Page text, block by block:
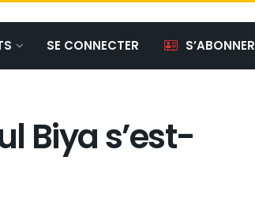
SE CONNECTER S’ABONNER
Biya s’est-